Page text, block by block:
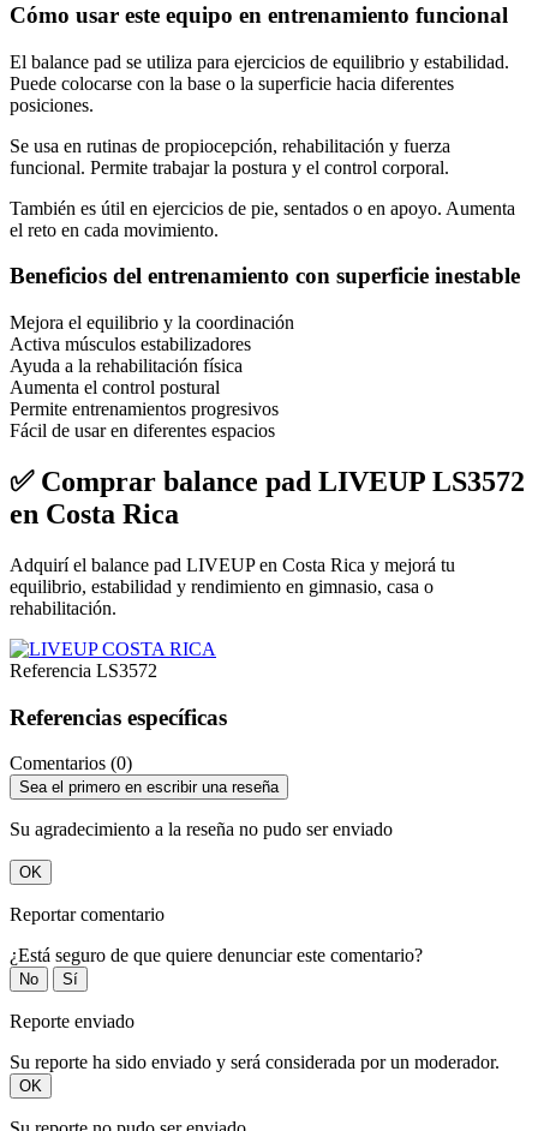
Cómo usar este equipo en entrenamiento funcional
El balance pad se utiliza para ejercicios de equilibrio y estabilidad.
Puede colocarse con la base o la superficie hacia diferentes
posiciones.
Se usa en rutinas de propiocepción, rehabilitación y fuerza
funcional. Permite trabajar la postura y el control corporal.
También es útil en ejercicios de pie, sentados o en apoyo. Aumenta
el reto en cada movimiento.
Beneficios del entrenamiento con superficie inestable
Mejora el equilibrio y la coordinación
Activa músculos estabilizadores
Ayuda a la rehabilitación física
Aumenta el control postural
Permite entrenamientos progresivos
Fácil de usar en diferentes espacios
✅ Comprar balance pad LIVEUP LS3572
en Costa Rica
Adquirí el balance pad LIVEUP en Costa Rica y mejorá tu
equilibrio, estabilidad y rendimiento en gimnasio, casa o
rehabilitación.
Referencia LS3572
Referencias específicas
Comentarios (0)
Sea el primero en escribir una reseña
Su agradecimiento a la reseña no pudo ser enviado
OK
Reportar comentario
¿Está seguro de que quiere denunciar este comentario?
No Sí
Reporte enviado
Su reporte ha sido enviado y será considerada por un moderador.
OK